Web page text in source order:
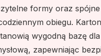
formy oraz
obiegu.
wygodną bazę
zapewniając